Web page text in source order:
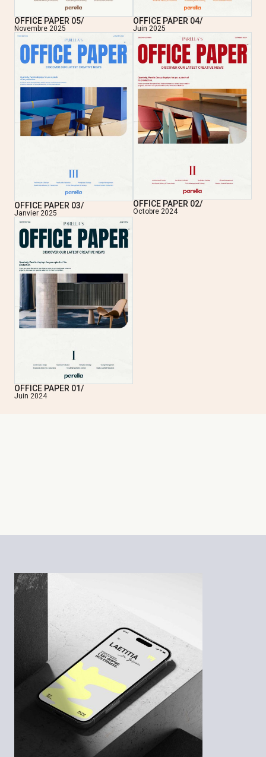
OFFICE PAPER 05/
Novembre 2025
OFFICE PAPER 04/
Juin 2025
OFFICE PAPER 03/
Janvier 2025
OFFICE PAPER 02/
Octobre 2024
OFFICE PAPER 01/
Juin 2024